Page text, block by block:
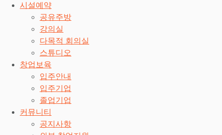
시설예약
공유주방
강의실
다목적 회의실
스튜디오
창업보육
입주안내
입주기업
졸업기업
커뮤니티
공지사항